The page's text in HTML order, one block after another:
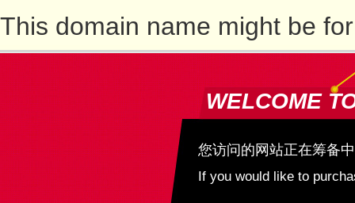
This domain name might be
WELCOME
您访问的网站正在筹备
If you would like to